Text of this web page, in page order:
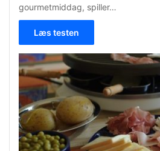
gourmetmiddag, spiller…
Læs testen